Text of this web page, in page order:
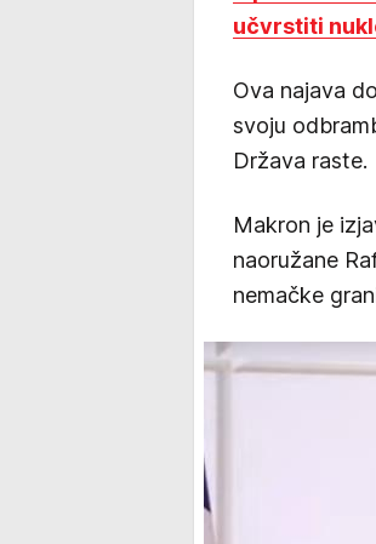
učvrstiti
Ova najava
svoju
Država raste.
Makron je
naoružane
nemačke